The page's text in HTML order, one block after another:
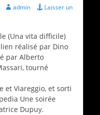
Auteur
admin
Laisser un
(Una vita difficile)
réalisé par Dino
par Alberto
tourné
et Viareggio, et sorti
Une soirée
Dupuy.